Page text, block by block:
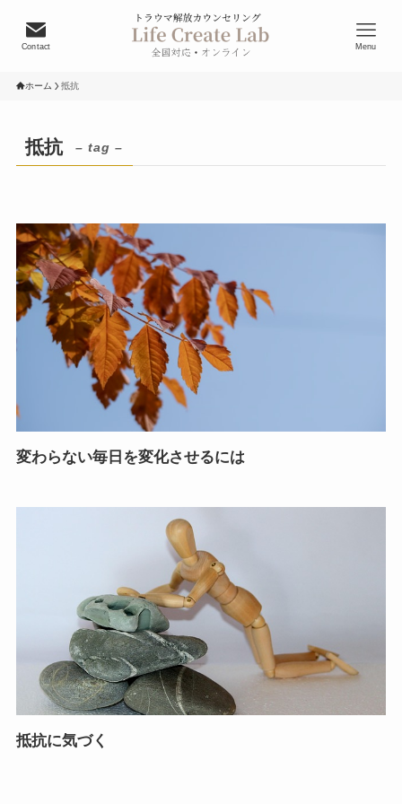
Contact Menu
ホーム 抵抗
抵抗 – tag –
変わらない毎日を変化させるには
抵抗に気づく